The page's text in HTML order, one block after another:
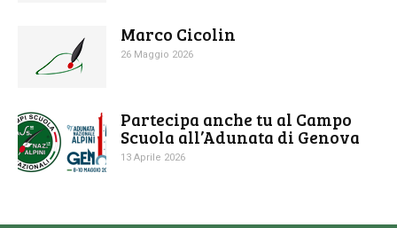
Marco Cicolin
26 Maggio 2026
Partecipa anche tu al Campo
Scuola all’Adunata di Genova
13 Aprile 2026